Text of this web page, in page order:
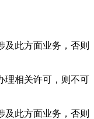
此方面业务，否则
相关许可，则不可
此方面业务，否则